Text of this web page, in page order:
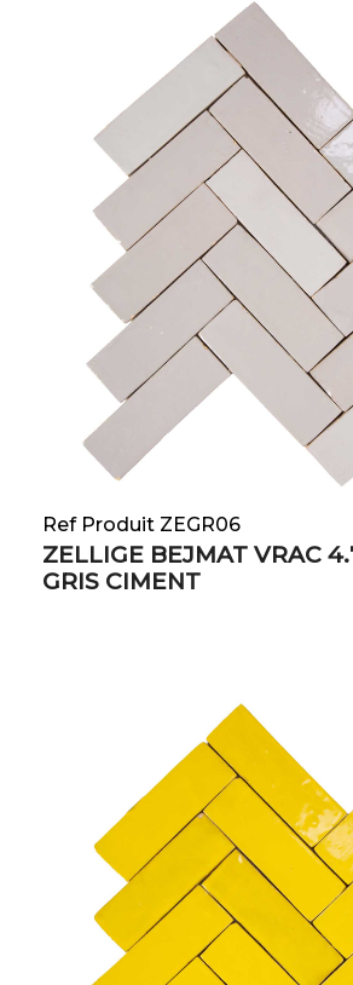
Ref Produit ZEGR06
ZELLIGE BEJMAT VRAC
GRIS CIMENT